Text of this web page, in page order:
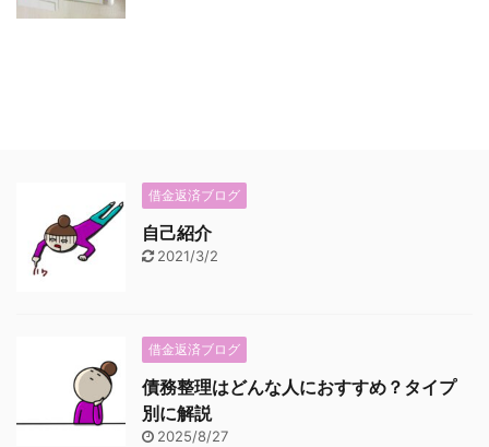
借金返済ブログ
自己紹介
2021/3/2
借金返済ブログ
債務整理はどんな人におすすめ？タイプ
別に解説
2025/8/27